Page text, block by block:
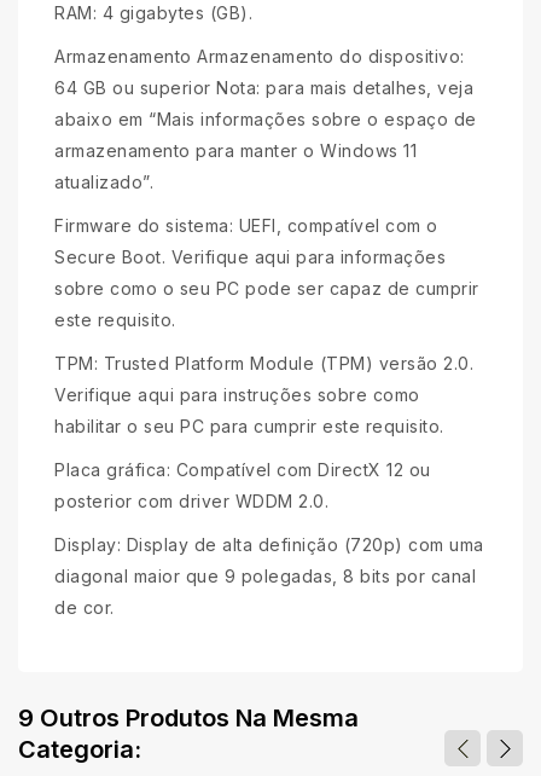
RAM: 4 gigabytes (GB).
Armazenamento Armazenamento do dispositivo:
64 GB ou superior Nota: para mais detalhes, veja
abaixo em “Mais informações sobre o espaço de
armazenamento para manter o Windows 11
atualizado”.
Firmware do sistema: UEFI, compatível com o
Secure Boot. Verifique aqui para informações
sobre como o seu PC pode ser capaz de cumprir
este requisito.
TPM: Trusted Platform Module (TPM) versão 2.0.
Verifique aqui para instruções sobre como
habilitar o seu PC para cumprir este requisito.
Placa gráfica: Compatível com DirectX 12 ou
posterior com driver WDDM 2.0.
Display: Display de alta definição (720p) com uma
diagonal maior que 9 polegadas, 8 bits por canal
de cor.
9 Outros Produtos Na Mesma
Categoria: